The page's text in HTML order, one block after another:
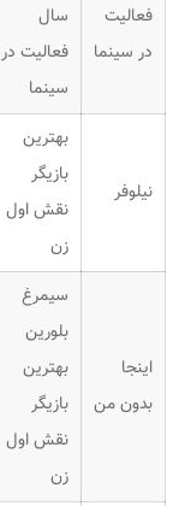
فعالیت
در سینما
سال
فعالیت در
سینما
نیلوفر
بهترین
بازیگر
نقش اول
زن
اینجا
بدون من
سیمرغ
بلورین
بهترین
بازیگر
نقش اول
زن